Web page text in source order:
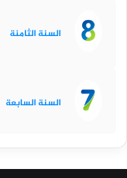
السنة الثامنة
السنة السابعة